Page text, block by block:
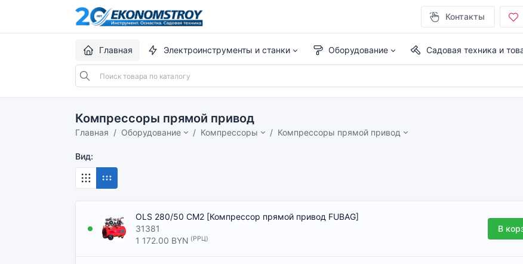
Контакты
Главная Электроинструменты и станки Оборудование Садовая техника и
Компрессоры прямой привод
Главная Оборудование Компрессоры Компрессоры прямой привод
Вид:
OLS 280/50 CM2 [Компрессор прямой привод FUBAG]
31381
1 172.00 BYN (РРЦ)
В